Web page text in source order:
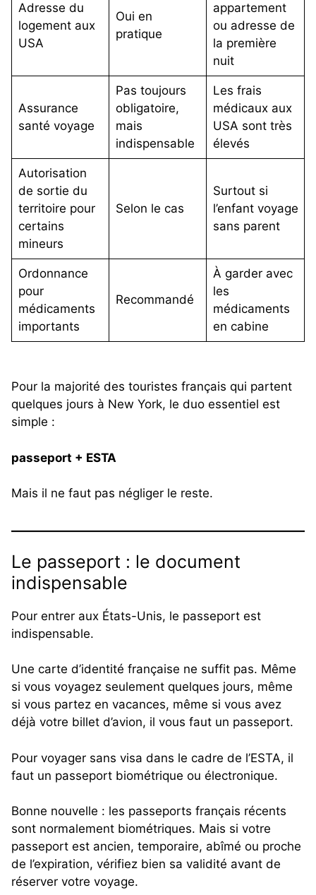
Adresse du
logement aux
USA
Oui en
pratique
appartement
ou adresse de
la première
nuit
Assurance
santé voyage
Pas toujours
obligatoire,
mais
indispensable
Les frais
médicaux aux
USA sont très
élevés
Autorisation
de sortie du
territoire pour
certains
mineurs
Selon le cas
Surtout si
l’enfant voyage
sans parent
Ordonnance
pour
médicaments
importants
Recommandé
À garder avec
les
médicaments
en cabine
Pour la majorité des touristes français qui partent
quelques jours à New York, le duo essentiel est
simple :
passeport + ESTA
Mais il ne faut pas négliger le reste.
Le passeport : le document
indispensable
Pour entrer aux États-Unis, le passeport est
indispensable.
Une carte d’identité française ne suffit pas. Même
si vous voyagez seulement quelques jours, même
si vous partez en vacances, même si vous avez
déjà votre billet d’avion, il vous faut un passeport.
Pour voyager sans visa dans le cadre de l’ESTA, il
faut un passeport biométrique ou électronique.
Bonne nouvelle : les passeports français récents
sont normalement biométriques. Mais si votre
passeport est ancien, temporaire, abîmé ou proche
de l’expiration, vérifiez bien sa validité avant de
réserver votre voyage.